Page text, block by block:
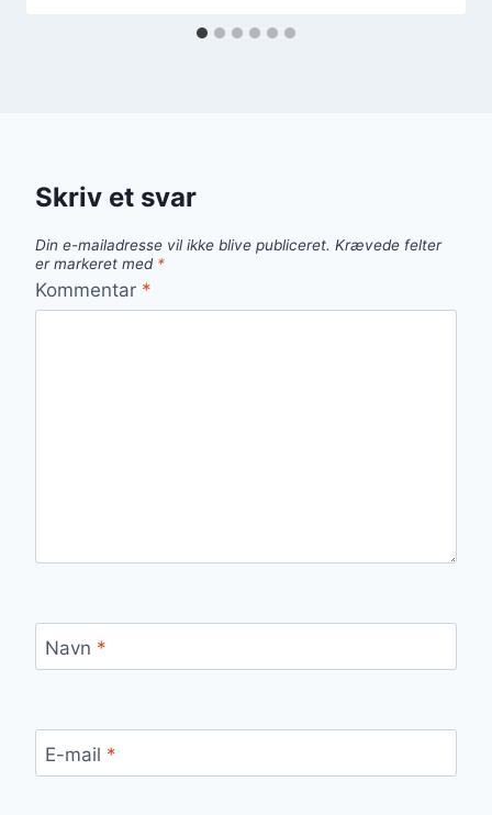
Skriv et svar
Din e-mailadresse vil ikke blive publiceret. Krævede felter
er markeret med *
Kommentar *
Navn *
E-mail *